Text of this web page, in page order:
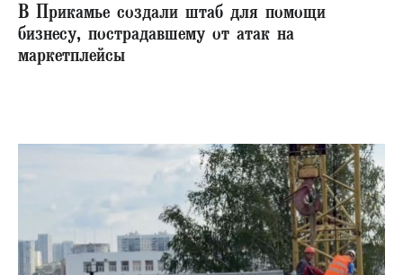
В Прикамье создали штаб для помощи
бизнесу, пострадавшему от атак на
маркетплейсы